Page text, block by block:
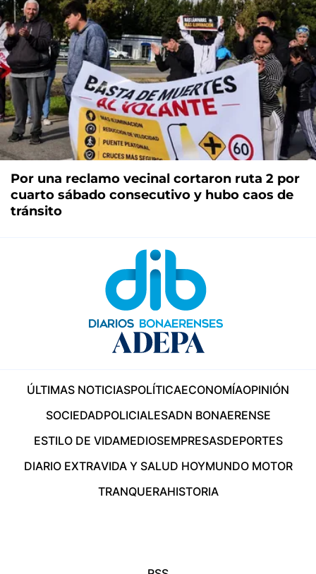
Por una reclamo vecinal cortaron ruta 2 por
cuarto sábado consecutivo y hubo caos de
tránsito
ÚLTIMAS NOTICIASPOLÍTICAECONOMÍAOPINIÓN
SOCIEDADPOLICIALESADN BONAERENSE
ESTILO DE VIDAMEDIOSEMPRESASDEPORTES
DIARIO EXTRAVIDA Y SALUD HOYMUNDO MOTOR
TRANQUERAHISTORIA